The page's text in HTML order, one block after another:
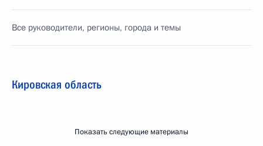
Все руководители, регионы, города и темы
Кировская область
Показать следующие материалы